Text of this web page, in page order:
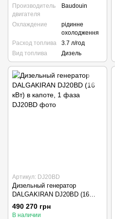
Производитель
двигателя
Baudouin
Охлаждение
рідинне
охолодження
Расход топлива
3.7 л/год
Вид топлива
Дизель
Артикул: DJ20BD
Дизельный генератор
DALGAKIRAN DJ20BD (16
кВт) в капоте, 1 фаза
490 270 грн
В наличии